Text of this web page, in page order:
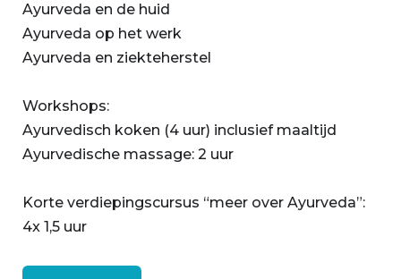
Ayurveda en de huid
Ayurveda op het werk
Ayurveda en ziekteherstel
Workshops:
Ayurvedisch koken (4 uur) inclusief maaltijd
Ayurvedische massage: 2 uur
Korte verdiepingscursus “meer over Ayurveda”:
4x 1,5 uur